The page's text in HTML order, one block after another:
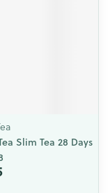
Slim Tea 28 Days